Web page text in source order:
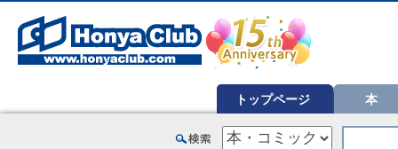
トップページ 本